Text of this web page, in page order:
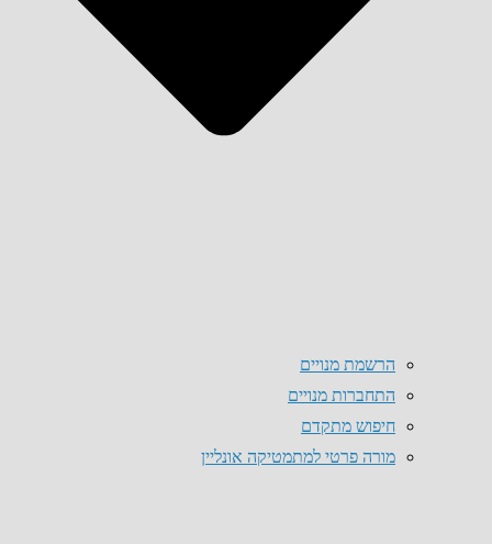
הרשמת מנויים
התחברות מנויים
חיפוש מתקדם
מורה פרטי למתמטיקה אונליין